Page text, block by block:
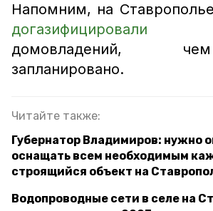
Напомним, на
догазифицировали
домовладений,
запланировано.
Читайте также:
Губернатор Владимиров: нужно
оснащать всем необходимым
строящийся объект на
Водопроводные сети в селе на